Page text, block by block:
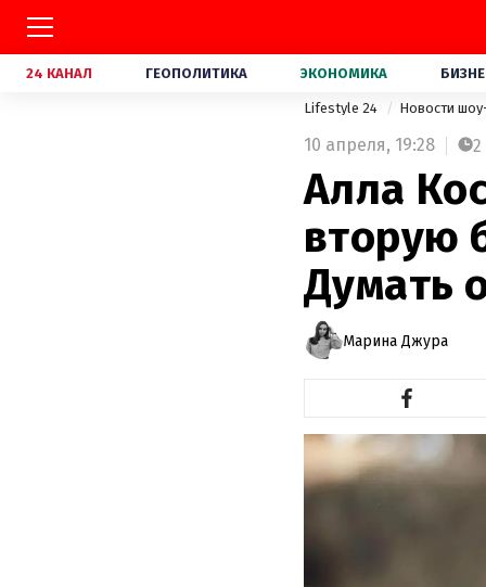
24 КАНАЛ ГЕОПОЛИТИКА ЭКОНОМИКА
Lifestyle 24 Новости
10 апреля, 19:28 2
Алла
вторую
Думать
Марина Джура